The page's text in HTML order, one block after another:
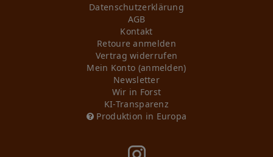
Daten­schutz­erklärung
AGB
Kontakt
Retoure anmelden
Vertrag widerrufen
Mein Konto (anmelden)
Newsletter
Wir in Forst
KI-Transparenz
Produktion in Europa